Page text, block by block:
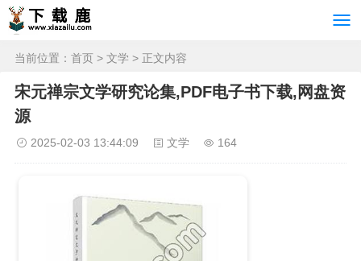
当前位置： 首页 > 文学 > 正文内容
宋元禅宗文学研究论集,PDF电子书下载,网盘资
源
2025-02-03 13:44:09 文学 164